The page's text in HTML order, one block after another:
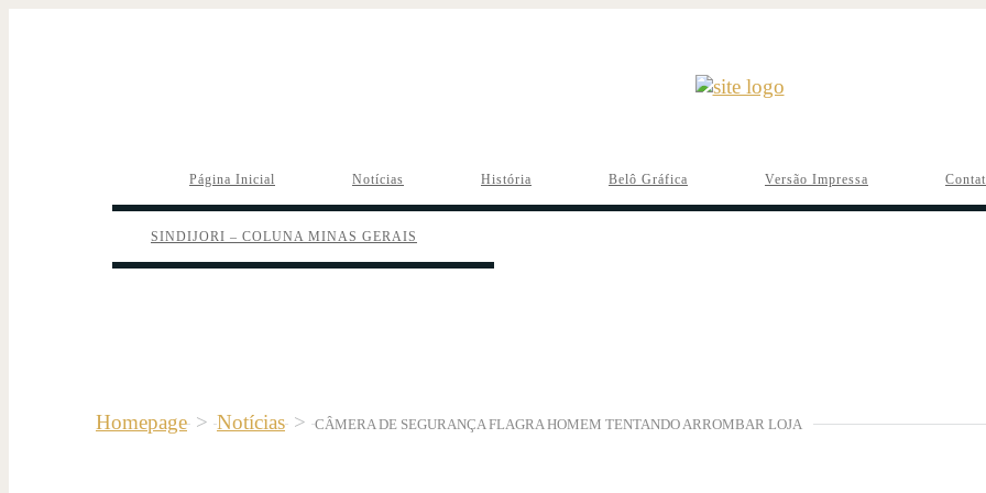
Página Inicial Notícias História Belô Gráfica Versão Impressa
SINDIJORI – COLUNA MINAS GERAIS
Homepage > Notícias > CÂMERA DE SEGURANÇA FLAGRA HOMEM TENTANDO ARROMBAR LOJA